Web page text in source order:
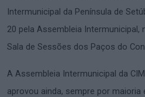
Intermunicipal da Península de
20 pela Assembleia Intermunicipal,
Sala de Sessões dos Paços do
A Assembleia Intermunicipal da
aprovou ainda, sempre por